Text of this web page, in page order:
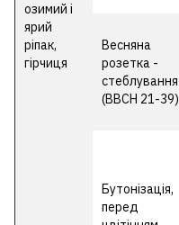
озимий і
ярий
ріпак,
гірчиця
Весняна
розетка -
стеблування
(ВВСН 21-39)
Бутонізація,
перед